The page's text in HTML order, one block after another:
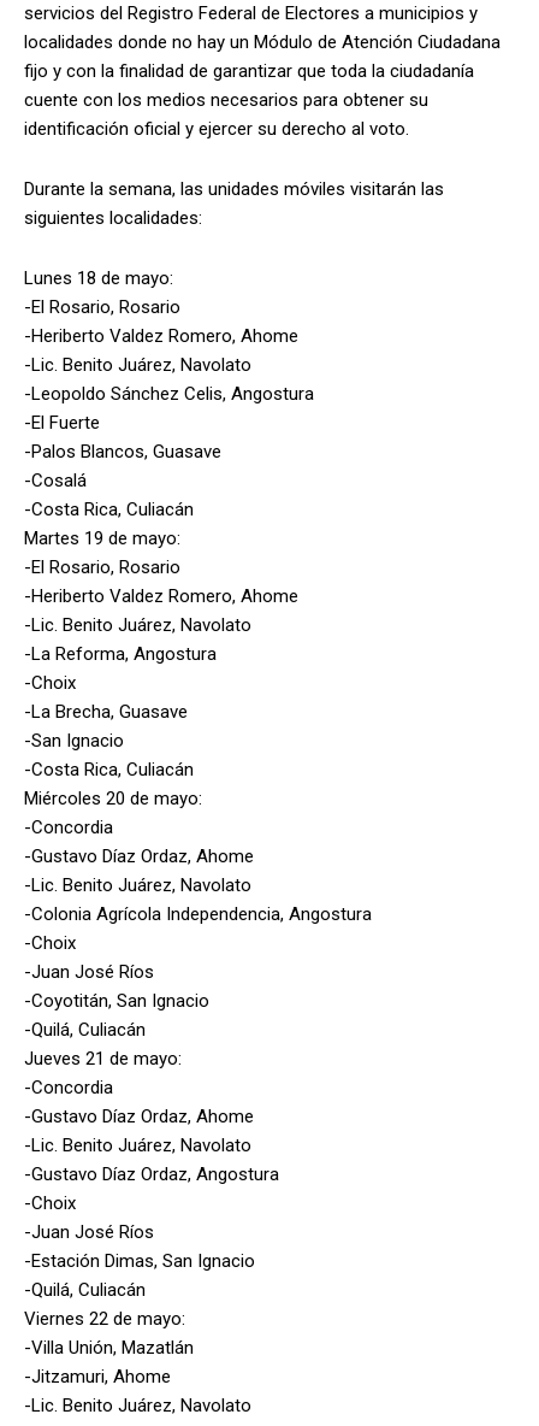
servicios del Registro Federal de Electores a municipios y
localidades donde no hay un Módulo de Atención Ciudadana
fijo y con la finalidad de garantizar que toda la ciudadanía
cuente con los medios necesarios para obtener su
identificación oficial y ejercer su derecho al voto.
Durante la semana, las unidades móviles visitarán las
siguientes localidades:
Lunes 18 de mayo:
-El Rosario, Rosario
-Heriberto Valdez Romero, Ahome
-Lic. Benito Juárez, Navolato
-Leopoldo Sánchez Celis, Angostura
-El Fuerte
-Palos Blancos, Guasave
-Cosalá
-Costa Rica, Culiacán
Martes 19 de mayo:
-El Rosario, Rosario
-Heriberto Valdez Romero, Ahome
-Lic. Benito Juárez, Navolato
-La Reforma, Angostura
-Choix
-La Brecha, Guasave
-San Ignacio
-Costa Rica, Culiacán
Miércoles 20 de mayo:
-Concordia
-Gustavo Díaz Ordaz, Ahome
-Lic. Benito Juárez, Navolato
-Colonia Agrícola Independencia, Angostura
-Choix
-Juan José Ríos
-Coyotitán, San Ignacio
-Quilá, Culiacán
Jueves 21 de mayo:
-Concordia
-Gustavo Díaz Ordaz, Ahome
-Lic. Benito Juárez, Navolato
-Gustavo Díaz Ordaz, Angostura
-Choix
-Juan José Ríos
-Estación Dimas, San Ignacio
-Quilá, Culiacán
Viernes 22 de mayo:
-Villa Unión, Mazatlán
-Jitzamuri, Ahome
-Lic. Benito Juárez, Navolato